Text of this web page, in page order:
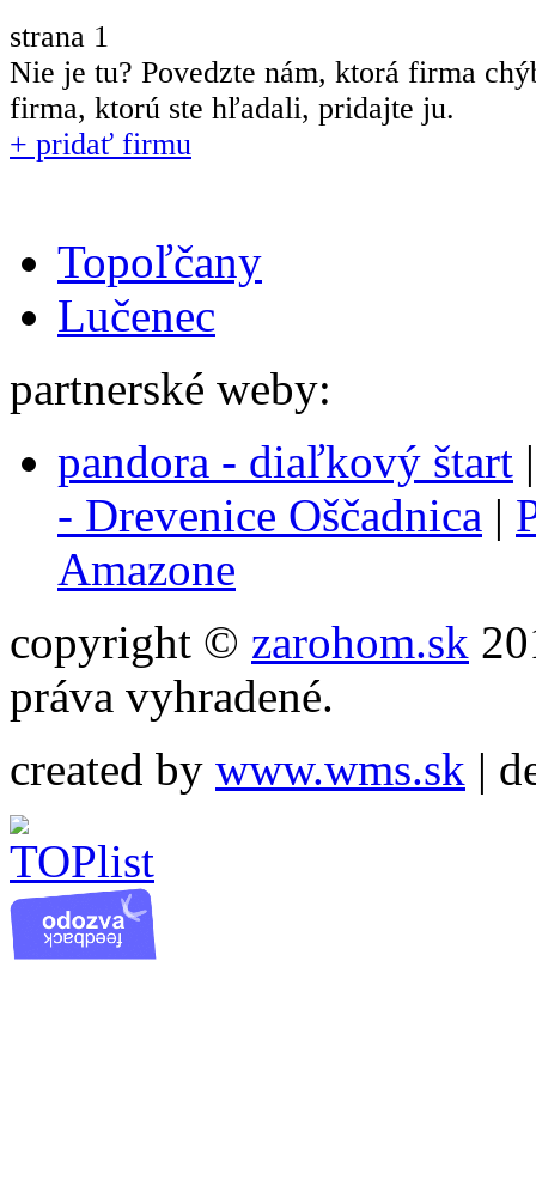
strana 1
Nie je tu? Povedzte nám, ktorá firma
firma, ktorú ste hľadali, pridajte ju.
+ pridať firmu
Topoľčany
Lučenec
partnerské weby:
pandora - diaľkový štart
- Drevenice Oščadnica |
Amazone
copyright © zarohom.sk
práva vyhradené.
created by www.wms.sk |